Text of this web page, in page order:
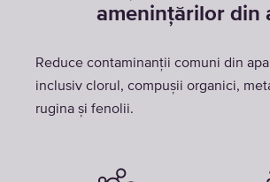
amenințărilor din
Reduce contaminanții comuni din
inclusiv clorul, compușii organici,
rugina și fenolii.